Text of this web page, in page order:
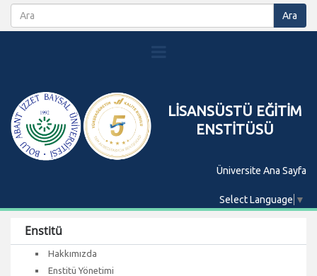
LİSANSÜSTÜ EĞİTİM
ENSTİTÜSÜ
Üniversite Ana Sayfa
Select Language ▼
Enstitü
Hakkımızda
Enstitü Yönetimi